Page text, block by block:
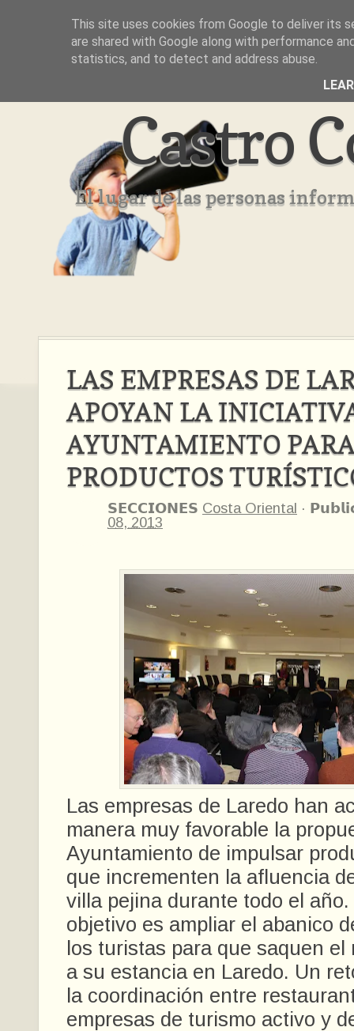
Inicio Aviso Legal Quienes Somos ??
Castro
El lugar de las personas
LAS EMPRESAS DE
APOYAN LA
AYUNTAMIENTO
PRODUCTOS
𝗦𝗘𝗖𝗖𝗜𝗢𝗡𝗘𝗦 Costa Oriental ·
08, 2013
Las empresas de Laredo han
manera muy favorable la
Ayuntamiento de impulsar
que incrementen la afluencia
villa pejina durante todo el
objetivo es ampliar el abanico
los turistas para que saquen el
a su estancia en Laredo. Un
la coordinación entre
empresas de turismo activo y
This site uses cookies from Google to deliver its
are shared with Google along with performance
statistics, and to detect and address abuse.